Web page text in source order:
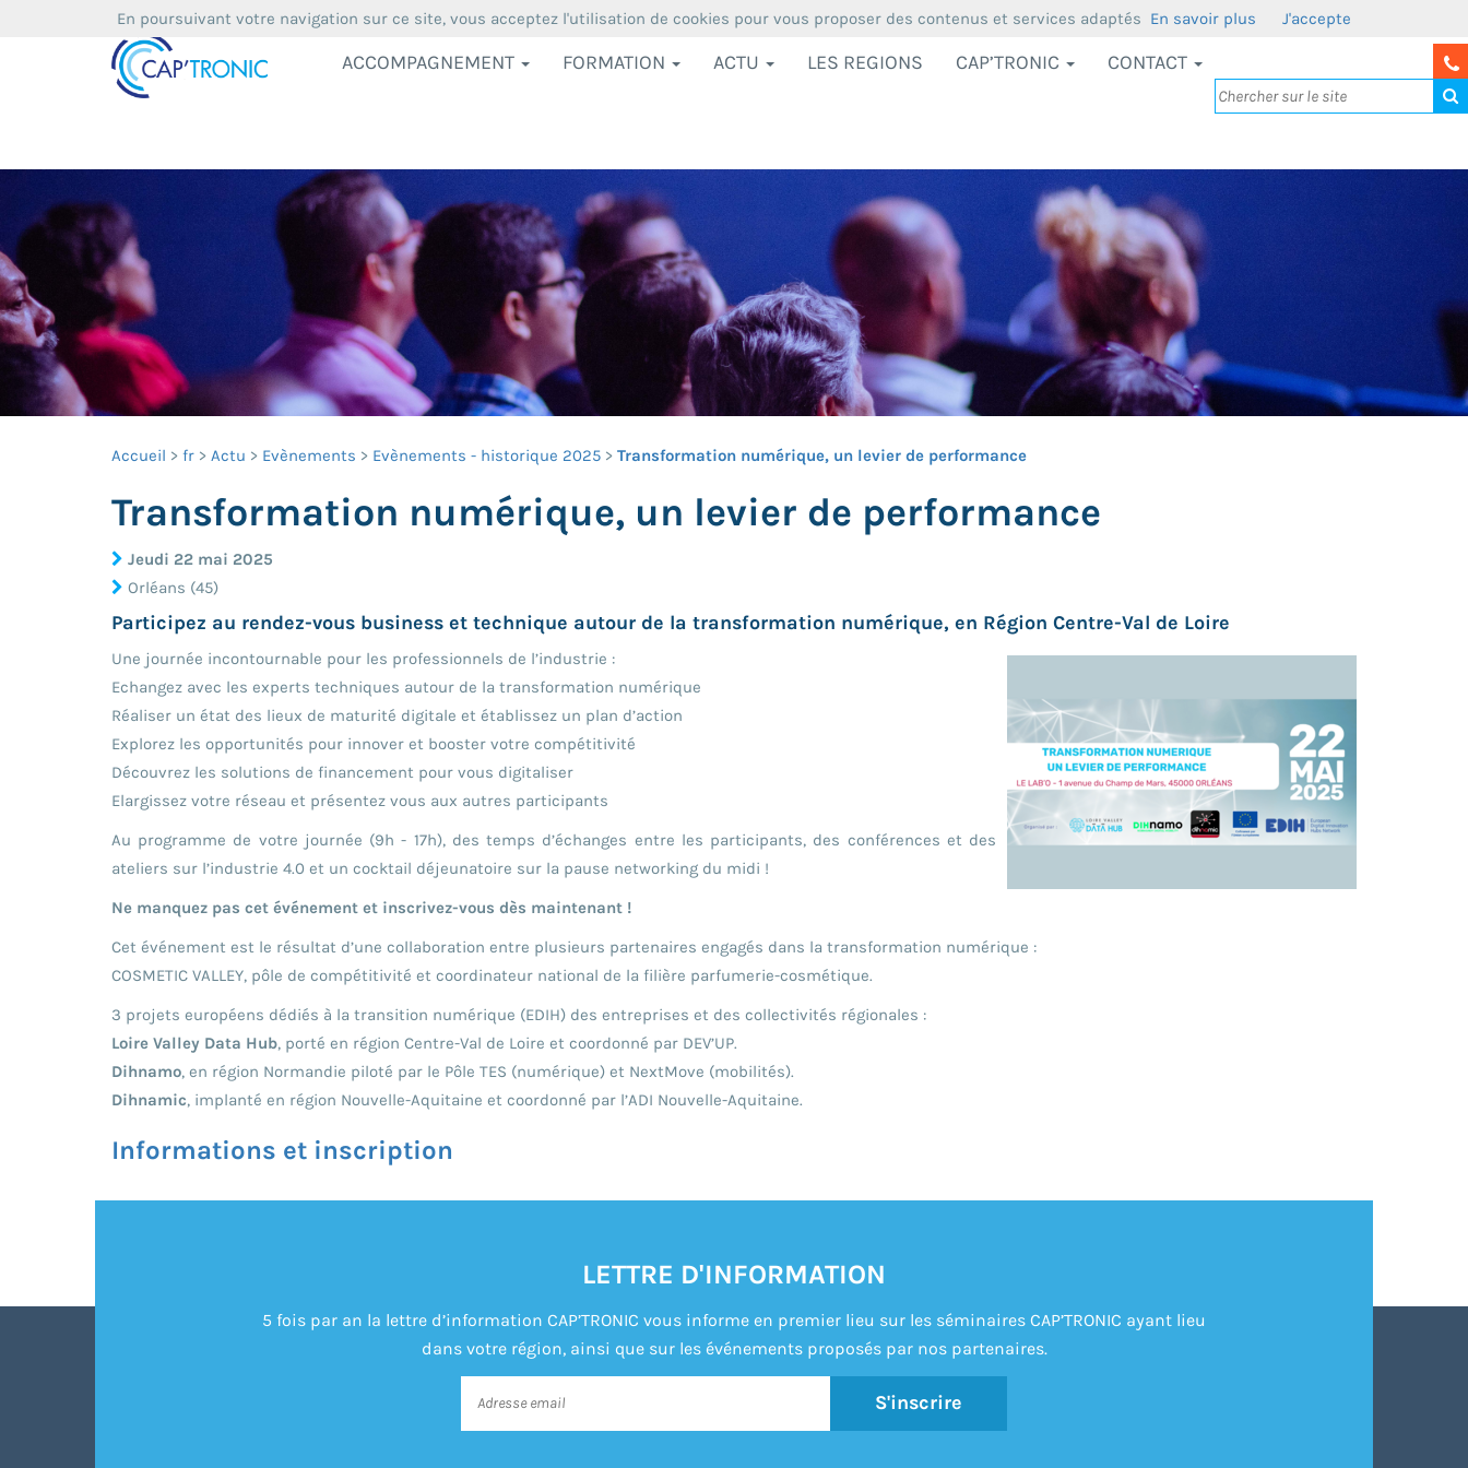
ACCOMPAGNEMENT FORMATION ACTU LES REGIONS CAP’TRONIC CONTACT
Accueil fr Actu Evènements Evènements - historique 2025 Transformation numérique, un levier de performance
Transformation numérique, un levier de performance
Jeudi 22 mai 2025
Orléans (45)
Participez au rendez-vous business et technique autour de la transformation numérique, en Région Centre-Val de Loire
Une journée incontournable pour les professionnels de l’industrie :
Echangez avec les experts techniques autour de la transformation numérique
Réaliser un état des lieux de maturité digitale et établissez un plan d’action
Explorez les opportunités pour innover et booster votre compétitivité
Découvrez les solutions de financement pour vous digitaliser
Elargissez votre réseau et présentez vous aux autres participants
Au programme de votre journée (9h - 17h), des temps d’échanges entre les participants, des conférences et des
ateliers sur l’industrie 4.0 et un cocktail déjeunatoire sur la pause networking du midi !
Ne manquez pas cet événement et inscrivez-vous dès maintenant !
Cet événement est le résultat d’une collaboration entre plusieurs partenaires engagés dans la transformation numérique :
COSMETIC VALLEY, pôle de compétitivité et coordinateur national de la filière parfumerie-cosmétique.
3 projets européens dédiés à la transition numérique (EDIH) des entreprises et des collectivités régionales :
Loire Valley Data Hub, porté en région Centre-Val de Loire et coordonné par DEV’UP.
Dihnamo, en région Normandie piloté par le Pôle TES (numérique) et NextMove (mobilités).
Dihnamic, implanté en région Nouvelle-Aquitaine et coordonné par l’ADI Nouvelle-Aquitaine.
Informations et inscription
LETTRE D'INFORMATION
5 fois par an la lettre d’information CAP’TRONIC vous informe en premier lieu sur les séminaires CAP’TRONIC ayant lieu
dans votre région, ainsi que sur les événements proposés par nos partenaires.
S'inscrire
En poursuivant votre navigation sur ce site, vous acceptez l'utilisation de cookies pour vous proposer des contenus et services adaptés En savoir plus J'accepte